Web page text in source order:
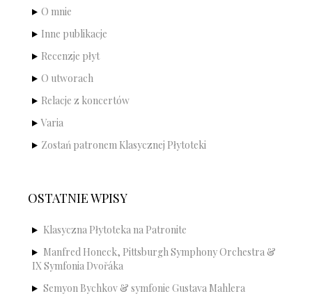
O mnie
Inne publikacje
Recenzje płyt
O utworach
Relacje z koncertów
Varia
Zostań patronem Klasycznej Płytoteki
OSTATNIE WPISY
Klasyczna Płytoteka na Patronite
Manfred Honeck, Pittsburgh Symphony Orchestra &
IX Symfonia Dvořáka
Semyon Bychkov & symfonie Gustava Mahlera